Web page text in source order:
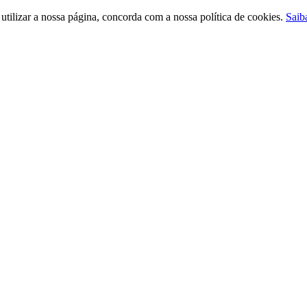
a nossa página, concorda com a nossa política de cookies.